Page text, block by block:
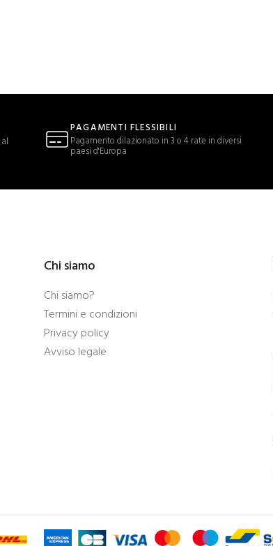
PAGAMENTI FLESSIBILI
Pagamento dilazionato in 3 o 4 rate in diversi
paesi d'Europa
Chi siamo
Chi siamo?
Termini e condizioni
Privacy policy
Avviso legale